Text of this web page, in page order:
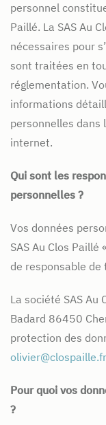
personnel
Paillé. La SAS Au
nécessaires pour
sont traitées en
réglementation.
informations
personnelles dans
internet.
Qui sont les
personnelles ?
Vos données
SAS Au Clos Paillé
de responsable
La société SAS Au
Badard 86450
protection des
olivier@clospaille.fr
Pour quoi vos
?